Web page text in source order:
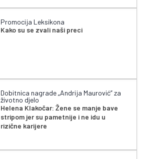
Promocija Leksikona
Kako su se zvali naši preci
Dobitnica nagrade „Andrija Maurović” za
životno djelo
Helena Klakočar: Žene se manje bave
stripom jer su pametnije i ne idu u
rizične karijere